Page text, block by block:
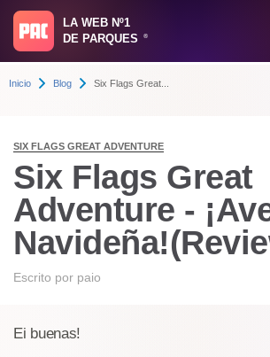
LA WEB Nº1
DE PARQUES
®
Inicio Blog Six Flags Great...
SIX FLAGS GREAT ADVENTURE
Six Flags Great
Adventure -
Escrito por paio
Ei buenas!